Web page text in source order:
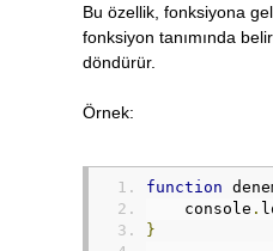
Bu özellik, fonksiyona
fonksiyon tanımında
döndürür.
Örnek:
function
    console
.
}